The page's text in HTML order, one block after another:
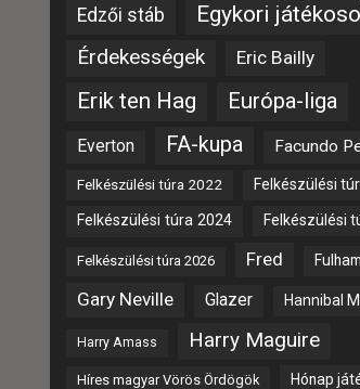
Edzői stáb Egykori
Érdekességek Eric Bailly
Erik ten Hag Európa-liga
Everton FA-kupa Facundo
Felkészülési túra 2022 Felkészülési
Felkészülési túra 2024 Felkészülési
Felkészülési túra 2026 Fred Fulham
Gary Neville Glazer Hannibal
Harry Amass Harry Maguire
Híres magyar Vörös Ördögök Hónap